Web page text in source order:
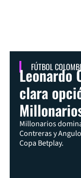
FÚTBOL
Leonardo
clara
Millonarios
Contreras y
Copa Betplay.